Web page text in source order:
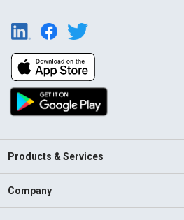
Products & Services
Company